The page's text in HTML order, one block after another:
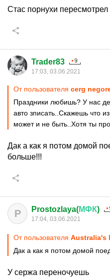
Стас порнухи пересмотрел
Trader83
17:03, 03.06.2021
От пользователя cerg
Праздники любишь? У нас
авто зписать..Скажешь что
может и не быть..Хотя ты
Дак а как я потом домой
больше!!!
P Prostozlaya(МФК)
17:04, 03.06.2021
От пользователя Australia's
Дак а как я потом домой
У сержа переночуешь